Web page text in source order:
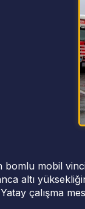
bomlu mobil
altı
çalışma